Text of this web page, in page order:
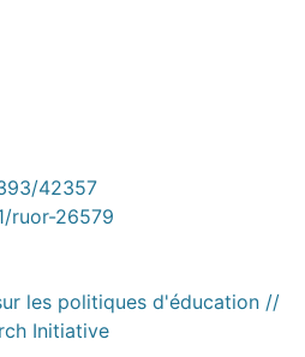
42357
ruor-26579
les politiques d'éducation //
Initiative